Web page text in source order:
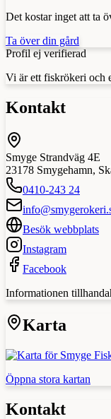
Det kostar inget att ta
Ta över din gård
Profil ej verifierad
Vi är ett fiskrökeri och
Kontakt
Smyge Strandväg 4E
23178 Smygehamn,
0410-243 24
Besök webbplats
Instagram
Facebook
Informationen
Karta
Öppna stora kartan
Kontakt